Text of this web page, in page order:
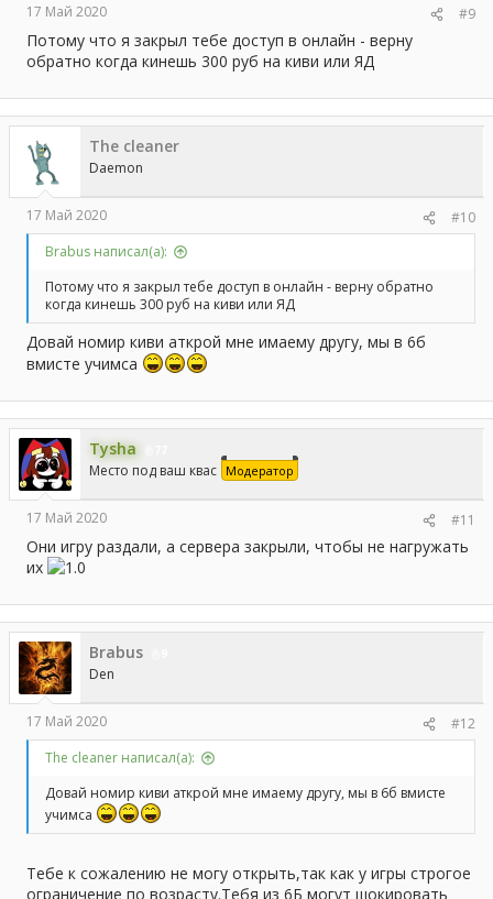
17 Май 2020 #9
Потому что я закрыл тебе доступ в онлайн - верну
обратно когда кинешь 300 руб на киви или ЯД
The cleaner
Daemon
17 Май 2020
#10
Brabus написал(а):
Потому что я закрыл тебе доступ в онлайн - верну обратно
когда кинешь 300 руб на киви или ЯД
Довай номир киви аткрой мне имаему другу, мы в 6б
вмисте учимса
Tysha
Место под ваш квас Модератор
17 Май 2020 #11
Они игру раздали, а сервера закрыли, чтобы не нагружать
их
Brabus
Den
17 Май 2020
#12
The cleaner написал(а):
Довай номир киви аткрой мне имаему другу, мы в 6б вмисте
учимса
Тебе к сожалению не могу открыть,так как у игры строгое
ограничение по возрасту.Тебя из 6Б могут шокировать